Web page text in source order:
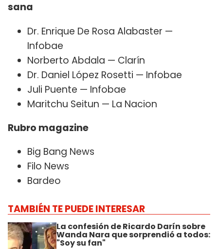
sana
Dr. Enrique De Rosa Alabaster —
Infobae
Norberto Abdala — Clarín
Dr. Daniel López Rosetti — Infobae
Juli Puente — Infobae
Maritchu Seitun — La Nacion
Rubro magazine
Big Bang News
Filo News
Bardeo
TAMBIÉN TE PUEDE INTERESAR
La confesión de Ricardo Darín sobre
Wanda Nara que sorprendió a todos:
"Soy su fan"